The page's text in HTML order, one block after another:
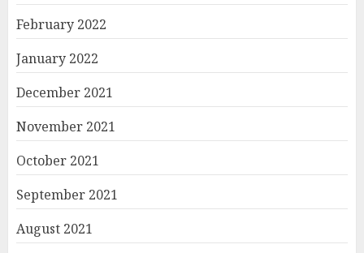
February 2022
January 2022
December 2021
November 2021
October 2021
September 2021
August 2021